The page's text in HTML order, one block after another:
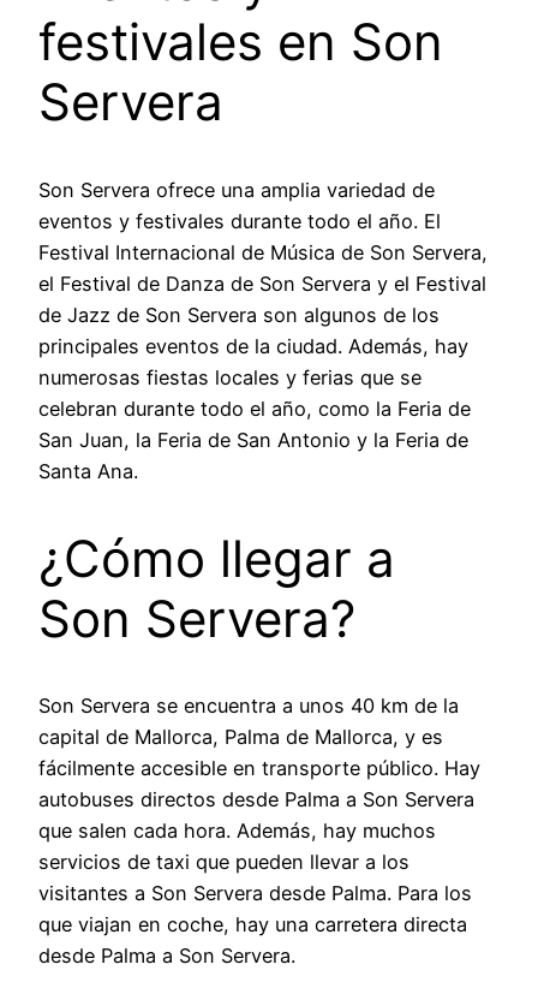
festivales en Son
Servera
Son Servera ofrece una amplia variedad de
eventos y festivales durante todo el año. El
Festival Internacional de Música de Son Servera,
el Festival de Danza de Son Servera y el Festival
de Jazz de Son Servera son algunos de los
principales eventos de la ciudad. Además, hay
numerosas fiestas locales y ferias que se
celebran durante todo el año, como la Feria de
San Juan, la Feria de San Antonio y la Feria de
Santa Ana.
¿Cómo llegar a
Son Servera?
Son Servera se encuentra a unos 40 km de la
capital de Mallorca, Palma de Mallorca, y es
fácilmente accesible en transporte público. Hay
autobuses directos desde Palma a Son Servera
que salen cada hora. Además, hay muchos
servicios de taxi que pueden llevar a los
visitantes a Son Servera desde Palma. Para los
que viajan en coche, hay una carretera directa
desde Palma a Son Servera.